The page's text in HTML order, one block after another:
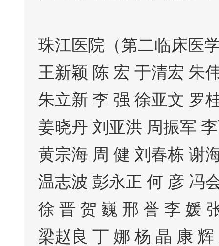
珠江医院（第二临床医
王新颖 陈 宏 于清宏 朱
朱立新 李 强 徐亚文 罗
姜晓丹 刘亚洪 周振军
黄宗海 周 健 刘春栋 谢
温志波 彭永正 何 彦 冯
徐 晋 贺 巍 邢 誉 李 媛
梁赵良 丁 娜 杨 晶 康